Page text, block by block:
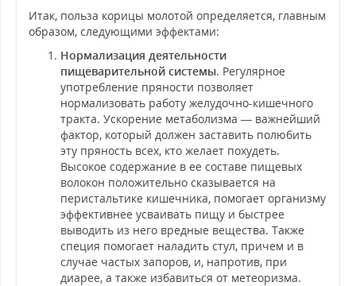
Итак, польза корицы молотой определяется, главным
образом, следующими эффектами:
Нормализация деятельности
пищеварительной системы. Регулярное
употребление пряности позволяет
нормализовать работу желудочно-кишечного
тракта. Ускорение метаболизма — важнейший
фактор, который должен заставить полюбить
эту пряность всех, кто желает похудеть.
Высокое содержание в ее составе пищевых
волокон положительно сказывается на
перистальтике кишечника, помогает организму
эффективнее усваивать пищу и быстрее
выводить из него вредные вещества. Также
специя помогает наладить стул, причем и в
случае частых запоров, и, напротив, при
диарее, а также избавиться от метеоризма.